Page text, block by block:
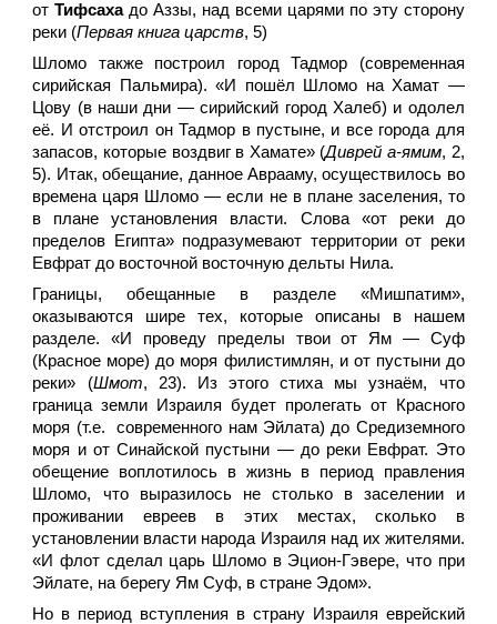
отТифсахадо Аззы, над всеми царями по эту сторону
реки (Первая книга царств, 5)
Шломо также построил город Тадмор (современная
сирийская Пальмира). «И пошёл Шломо на Хамат —
Цову (в наши дни — сирийский город Халеб) и одолел
её. И отстроил он Тадмор в пустыне, и все города для
запасов, которые воздвиг в Хамате» (Диврей а-ямим, 2,
5). Итак, обещание, данное Аврааму, осуществилось во
времена царя Шломо — если не в плане заселения, то
в плане установления власти. Слова «от реки до
пределов Египта» подразумевают территории от реки
Евфрат до восточной восточную дельты Нила.
Границы, обещанные в разделе «Мишпатим»,
оказываются шире тех, которые описаны в нашем
разделе. «И проведу пределы твои от Ям — Суф
(Красное море) до моря филистимлян, и от пустыни до
реки» (Шмот, 23). Из этого стиха мы узнаём, что
граница земли Израиля будет пролегать от Красного
моря (т.е. современного нам Эйлата) до Средиземного
моря и от Синайской пустыни — до реки Евфрат. Это
обещение воплотилось в жизнь в период правления
Шломо, что выразилось не столько в заселении и
проживании евреев в этих местах, сколько в
установлении власти народа Израиля над их жителями.
«И флот сделал царь Шломо в Эцион-Гэвере, что при
Эйлате, на берегу Ям Суф, в стране Эдом».
Но в период вступления в страну Израиля еврейский